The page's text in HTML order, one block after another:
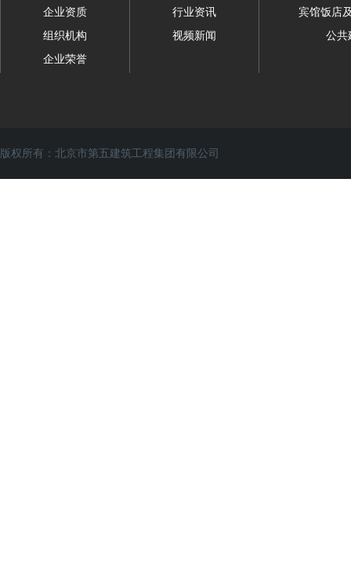
企业资质
组织机构
企业荣誉
行业资讯
视频新闻
宾馆饭店
公共
版权所有：北京市第五建筑工程集团有限公司